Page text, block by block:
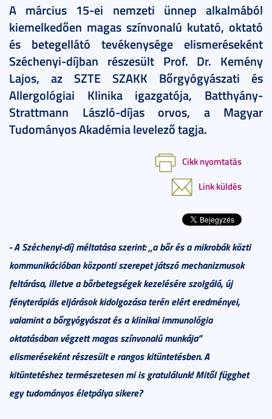
A március 15-ei nemzeti ünnep alkalmából
kiemelkedően magas színvonalú kutató, oktató
és betegellátó tevékenysége elismeréseként
Széchenyi-díjban részesült Prof. Dr. Kemény
Lajos, az SZTE SZAKK Bőrgyógyászati és
Allergológiai Klinika igazgatója, Batthyány-
Strattmann László-díjas orvos, a Magyar
Tudományos Akadémia levelező tagja.
Cikk nyomtatás
Link küldés
-A Széchenyi-díj méltatása szerint: „a bőr és a mikrobák közti
kommunikációban központi szerepet játszó mechanizmusok
feltárása, illetve a bőrbetegségek kezelésére szolgáló, új
fényterápiás eljárások kidolgozása terén elért eredményei,
valamint a bőrgyógyászat és a klinikai immunológia
oktatásában végzett magas színvonalú munkája”
elismeréseként részesült e rangos kitüntetésben. A
kitüntetéshez természetesen mi is gratulálunk! Mitől függhet
egy tudományos életpálya sikere?